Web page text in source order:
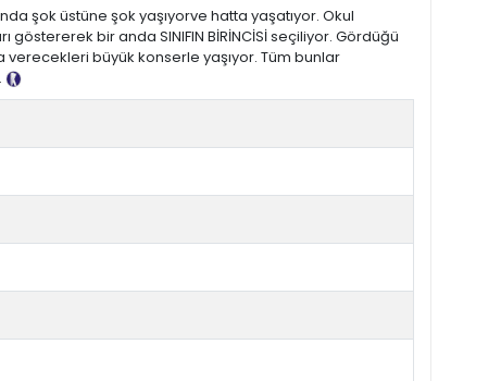
şok üstüne şok yaşıyorve hatta yaşatıyor. Okul
bir anda SINIFIN BİRİNCİSİ seçiliyor. Gördüğü
verecekleri büyük konserle yaşıyor. Tüm bunlar
Tanıtım Metni